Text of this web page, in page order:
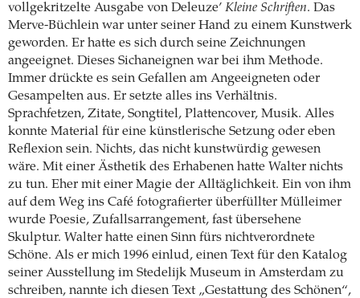
vollgekritzelte Ausgabe von Deleuze’ Kleine Schriften. Das
Merve-Büchlein war unter seiner Hand zu einem Kunstwerk
geworden. Er hatte es sich durch seine Zeichnungen
angeeignet. Dieses Sichaneignen war bei ihm Methode.
Immer drückte es sein Gefallen am Angeeigneten oder
Gesampelten aus. Er setzte alles ins Verhältnis.
Sprachfetzen, Zitate, Songtitel, Plattencover, Musik. Alles
konnte Material für eine künstlerische Setzung oder eben
Reflexion sein. Nichts, das nicht kunstwürdig gewesen
wäre. Mit einer Ästhetik des Erhabenen hatte Walter nichts
zu tun. Eher mit einer Magie der Alltäglichkeit. Ein von ihm
auf dem Weg ins Café fotografierter überfüllter Mülleimer
wurde Poesie, Zufallsarrangement, fast übersehene
Skulptur. Walter hatte einen Sinn fürs nichtverordnete
Schöne. Als er mich 1996 einlud, einen Text für den Katalog
seiner Ausstellung im Stedelijk Museum in Amsterdam zu
schreiben, nannte ich diesen Text „Gestattung des Schönen“,